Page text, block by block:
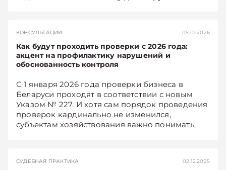
КОНСУЛЬТАЦИИ 05.01.2026
Как будут проходить проверки с 2026 года:
акцент на профилактику нарушений и
обоснованность контроля
С 1 января 2026 года проверки бизнеса в
Беларуси проходят в соответствии с новым
Указом № 227. И хотя сам порядок проведения
проверок кардинально не изменился,
субъектам хозяйствования важно понимать,
СУДЕБНАЯ ПРАКТИКА 02.12.2025